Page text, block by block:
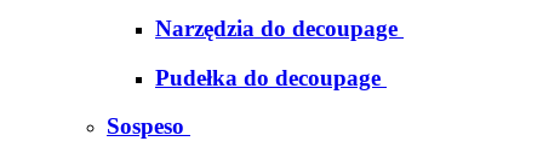
Narzędzia do decoupage
Pudełka do decoupage
Sospeso